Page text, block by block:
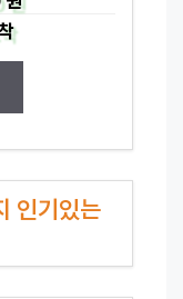
인기있는